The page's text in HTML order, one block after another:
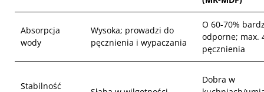
Absorpcja
wody
Wysoka; prowadzi do
pęcznienia i wypaczania
O 60-70%
odporne; max.
pęcznienia
Stabilność
Dobra w